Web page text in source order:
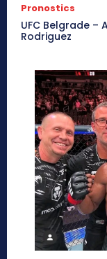
Pronostics
UFC Belgrade –
Rodriguez